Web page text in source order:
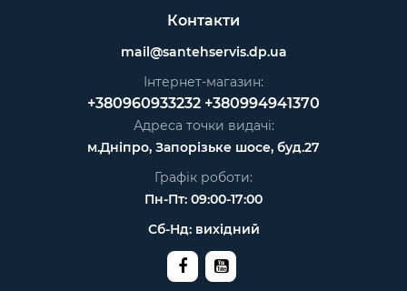
Контакти
mail@santehservis.dp.ua
Інтернет-магазин:
+380960933232 +380994941370
Адреса точки видачі:
м.Дніпро, Запорізьке шосе, буд.27
Графік роботи:
Пн-Пт: 09:00-17:00
Сб-Нд: вихідний